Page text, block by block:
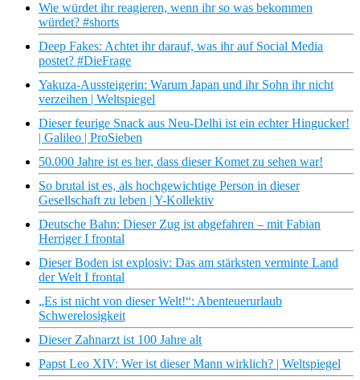
Wie würdet ihr reagieren, wenn ihr so was bekommen
würdet? #shorts
Deep Fakes: Achtet ihr darauf, was ihr auf Social Media
postet? #DieFrage
Yakuza-Aussteigerin: Warum Japan und ihr Sohn ihr nicht
verzeihen | Weltspiegel
Dieser feurige Snack aus Neu-Delhi ist ein echter Hingucker!
| Galileo | ProSieben
50.000 Jahre ist es her, dass dieser Komet zu sehen war!
So brutal ist es, als hochgewichtige Person in dieser
Gesellschaft zu leben | Y-Kollektiv
Deutsche Bahn: Dieser Zug ist abgefahren – mit Fabian
Herriger I frontal
Dieser Boden ist explosiv: Das am stärksten verminte Land
der Welt I frontal
„Es ist nicht von dieser Welt!“: Abenteuerurlaub
Schwerelosigkeit
Dieser Zahnarzt ist 100 Jahre alt
Papst Leo XIV: Wer ist dieser Mann wirklich? | Weltspiegel